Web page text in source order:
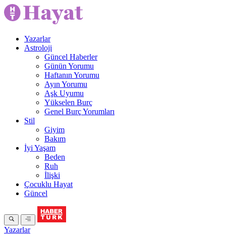
Yazarlar
Astroloji
Güncel Haberler
Günün Yorumu
Haftanın Yorumu
Ayın Yorumu
Aşk Uyumu
Yükselen Burç
Genel Burç Yorumları
Stil
Giyim
Bakım
İyi Yaşam
Beden
Ruh
İlişki
Çocuklu Hayat
Güncel
Yazarlar